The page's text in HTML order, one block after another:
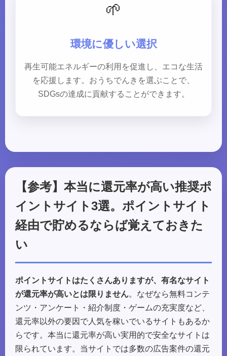
🌱
環境に優しい選択
再生可能エネルギーの利用を促進し、エコな生活
を応援します。おうちでんきを選ぶことで、
SDGsの達成に貢献することができます。
【参考】本当に還元率が高い推奨ポ
イントサイト3選。ポイントサイト
経由で貯めるならば覚えておきた
い
ポイントサイトはたくさんありますが、有名なサイト
が還元率が高いとは限りません。なぜなら無料コンテ
ンツ・アンケート・紹介制度・ゲームの充実度など、
還元率以外の要因で人気を稼いでいるサイトもあるか
らです。本当に還元率が高い実用的で安全なサイトは
限られています。当サイトでは多数の広告案件の還元